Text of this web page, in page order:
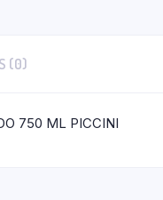
(0)
750 ML PICCINI